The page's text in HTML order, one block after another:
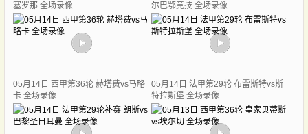
塞罗那 全场录像
尔巴鄂竞技 全场录像
05月14日 西甲第36轮 赫塔费vs马略
卡 全场录像
05月14日 法甲第29轮 布雷斯特vs斯
特拉斯堡 全场录像